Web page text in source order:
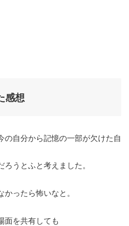
感想
の自分から記憶の一部が欠けた自
ろうとふと考えました。
ったら怖いなと。
面を共有しても